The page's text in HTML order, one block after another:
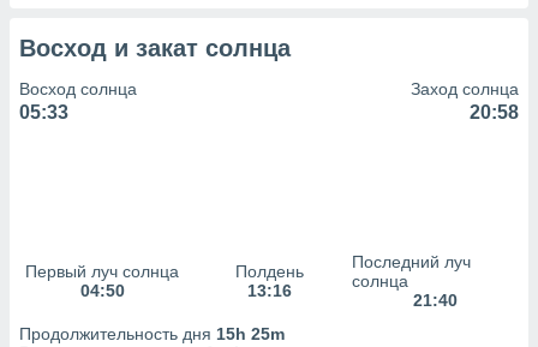
Восход и закат солнца
Восход солнца
05:33
Заход солнца
20:58
Первый луч солнца
04:50
Полдень
13:16
Последний луч
солнца
21:40
Продолжительность дня 15h 25m